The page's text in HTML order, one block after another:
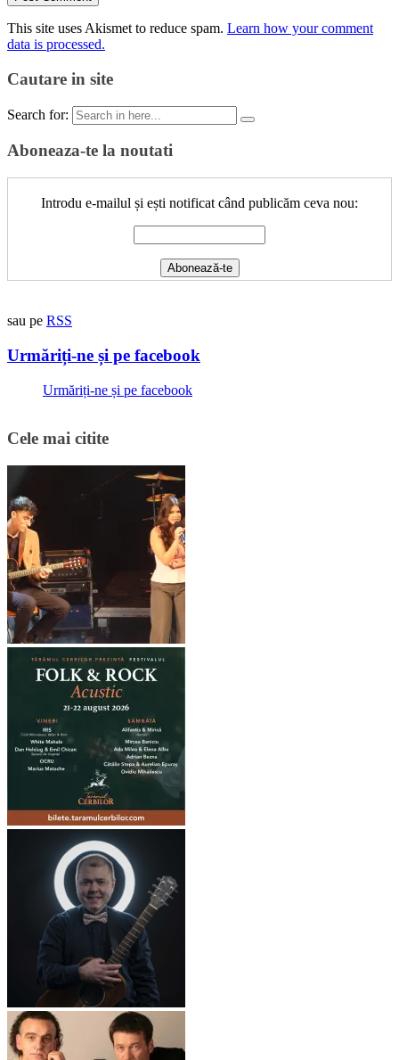
This site uses Akismet to reduce spam. Learn how your comment
data is processed.
Cautare in site
Search for:
Aboneaza-te la noutati
Introdu e-mailul și ești notificat când publicăm ceva nou:
sau pe RSS
Urmăriți-ne și pe facebook
Urmăriți-ne și pe facebook
Cele mai citite